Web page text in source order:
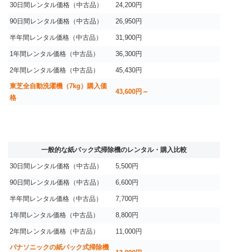
30日間レンタル価格（中古品） 24,200円
90日間レンタル価格（中古品） 26,950円
半年間レンタル価格（中古品） 31,900円
1年間レンタル価格（中古品） 36,300円
2年間レンタル価格（中古品） 45,430円
東芝全自動洗濯機（7kg）購入価
格
43,600円～
一般的な紙パック式掃除機のレンタル・購入比較
30日間レンタル価格（中古品） 5,500円
90日間レンタル価格（中古品） 6,600円
半年間レンタル価格（中古品） 7,700円
1年間レンタル価格（中古品） 8,800円
2年間レンタル価格（中古品） 11,000円
パナソニックの紙パック式掃除機